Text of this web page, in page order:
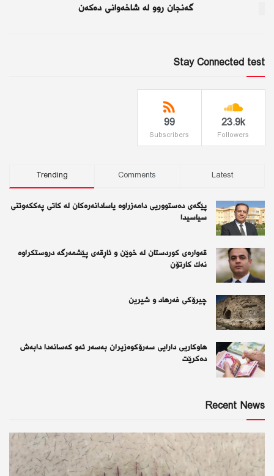
گەنجان روو لە شاخەوانی دەكەن
Stay Connected test
23.9k
Followers
99
Subscribers
Trending Comments Latest
پێگەی دەستووریی دامەزراوە یاسادانەرەكان لە كاتی پەككەوتنی
سیاسیدا
قەوارەی كوردستان لە خوێن و ئاڕقەی پێشمەرگە دروستكراوە
نەك كارتۆن
چیرۆكی فەرهاد و شیرین
هاوکاریی دارایی سەرۆکوەزیران بەسەر ئەو كەسانەدا دابەش
دەکرێت
Recent News